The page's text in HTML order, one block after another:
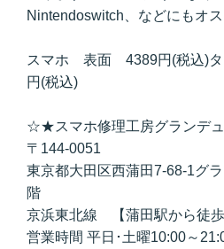
Nintendoswitch、などにもオス
スマホ 表面 4389円(税込)
円(税込)
☆★スマホ修理工房グランデ
〒144-0051
東京都大田区西蒲田7-68-1グ
階
京浜東北線 【蒲田駅から徒歩
営業時間 平日･土曜10:00～